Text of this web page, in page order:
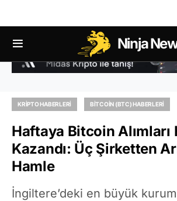
Ninja
KRIPTO HABERLERI BITCOIN (BTC) HABERLERI
Haftaya Bitcoin Alımları
Kazandı: Üç Şirketten
Hamle
İngiltere’deki en büyük